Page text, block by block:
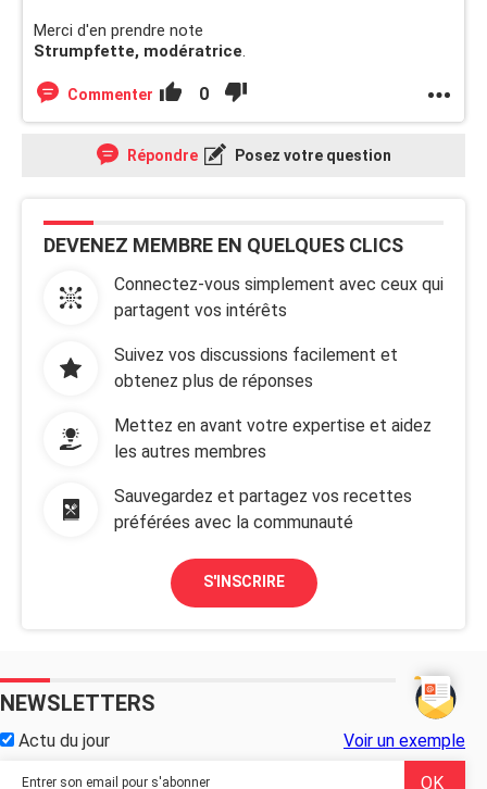
Merci d'en prendre note
Strumpfette, modératrice.
Commenter 0
Répondre Posez votre question
DEVENEZ MEMBRE EN QUELQUES CLICS
Connectez-vous simplement avec ceux qui
partagent vos intérêts
Suivez vos discussions facilement et
obtenez plus de réponses
Mettez en avant votre expertise et aidez
les autres membres
Sauvegardez et partagez vos recettes
préférées avec la communauté
S'INSCRIRE
NEWSLETTERS
Actu du jour Voir un exemple